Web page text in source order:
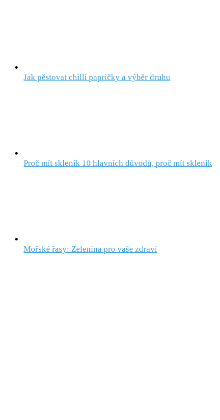
Jak pěstovat chilli papričky a výběr druhu
Proč mít skleník 10 hlavních důvodů, proč mít skleník
Mořské řasy: Zelenina pro vaše zdraví